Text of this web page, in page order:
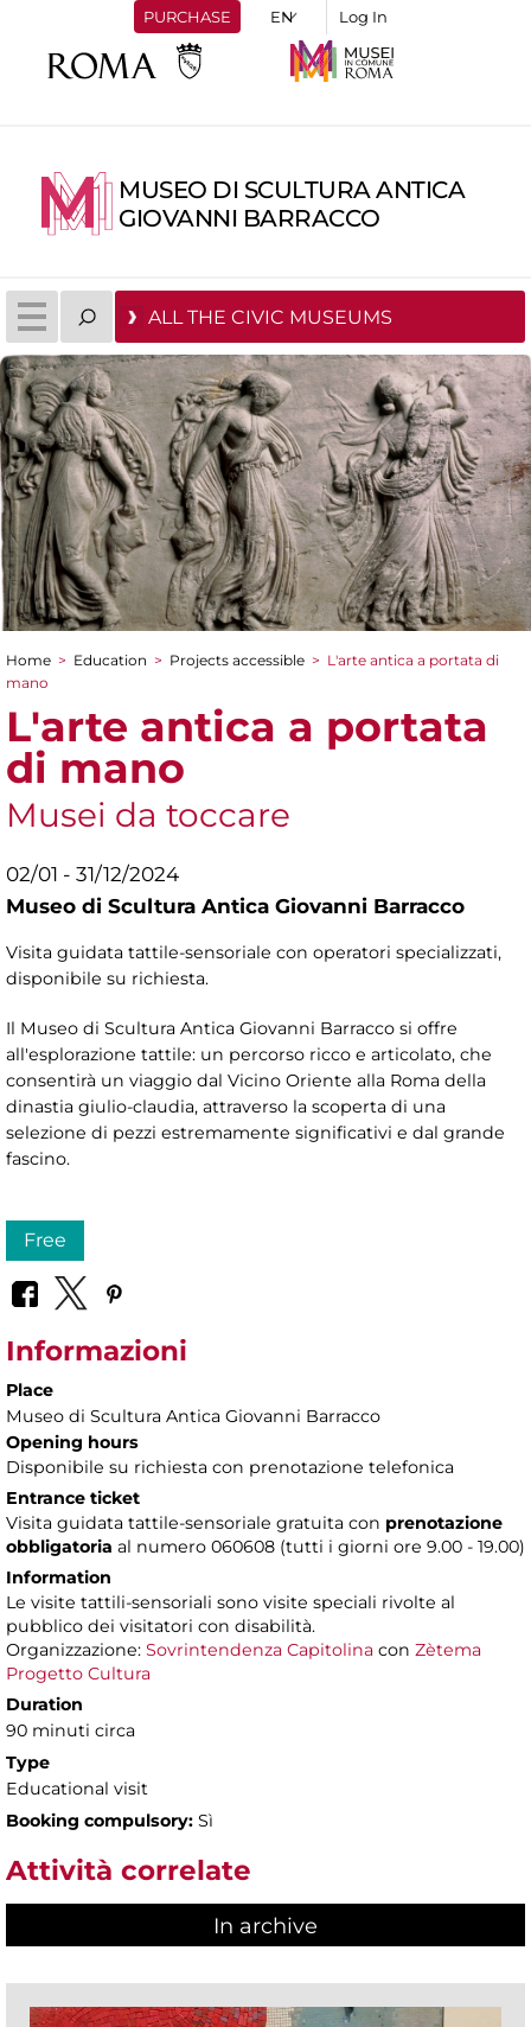
PURCHASE Log In
MUSEO DI SCULTURA ANTICA
GIOVANNI BARRACCO
ALL THE CIVIC MUSEUMS
You are here
Home > Education > Projects accessible > L'arte antica a portata di
mano
L'arte antica a portata
di mano
Musei da toccare
02/01 - 31/12/2024
Museo di Scultura Antica Giovanni Barracco
Visita guidata tattile-sensoriale con operatori specializzati,
disponibile su richiesta.
Il Museo di Scultura Antica Giovanni Barracco si offre
all'esplorazione tattile: un percorso ricco e articolato, che
consentirà un viaggio dal Vicino Oriente alla Roma della
dinastia giulio-claudia, attraverso la scoperta di una
selezione di pezzi estremamente significativi e dal grande
fascino.
Free
Informazioni
Place
Museo di Scultura Antica Giovanni Barracco
Opening hours
Disponibile su richiesta con prenotazione telefonica
Entrance ticket
Visita guidata tattile-sensoriale gratuita con prenotazione
obbligatoria al numero 060608 (tutti i giorni ore 9.00 - 19.00)
Information
Le visite tattili-sensoriali sono visite speciali rivolte al
pubblico dei visitatori con disabilità.
Organizzazione: Sovrintendenza Capitolina con Zètema
Progetto Cultura
Duration
90 minuti circa
Type
Educational visit
Booking compulsory: Sì
Attività correlate
In archive